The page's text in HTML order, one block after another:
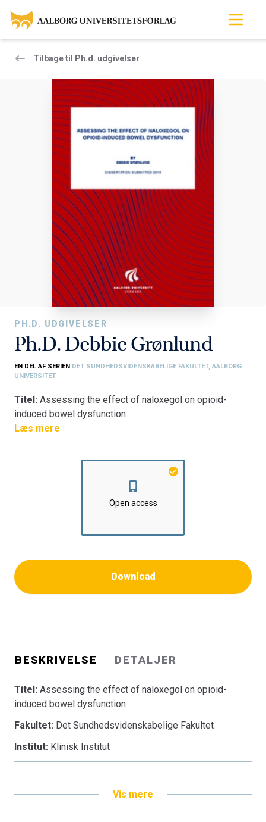
Tilbage til Ph.d. udgivelser
PH.D. UDGIVELSER
Ph.D. Debbie Grønlund
EN DEL AF SERIEN DET SUNDHEDSVIDENSKABELIGE FAKULTET, AALBORG
UNIVERSITET
Titel: Assessing the effect of naloxegol on opioid-
induced bowel dysfunction
Fakultet: Det Sundhedsvidenskabelige Fakultet
Klinisk Institut
Læs mere
Open access
Download
BESKRIVELSE DETALJER
Titel: Assessing the effect of naloxegol on opioid-
induced bowel dysfunction
Fakultet: Det Sundhedsvidenskabelige Fakultet
Institut: Klinisk Institut
Vis mere